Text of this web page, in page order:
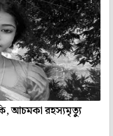
আচমকা রহস্যমৃত্যু